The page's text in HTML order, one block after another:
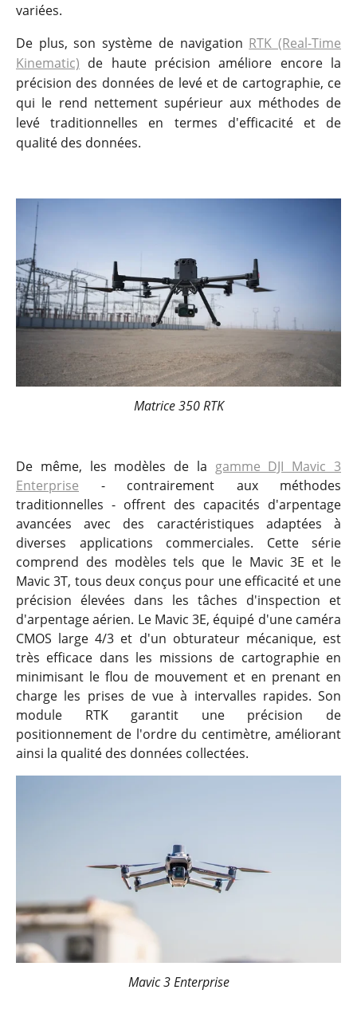
variées.
De plus, son système de navigation RTK (Real-Time
Kinematic) de haute précision améliore encore la
précision des données de levé et de cartographie, ce
qui le rend nettement supérieur aux méthodes de
levé traditionnelles en termes d'efficacité et de
qualité des données.
Matrice 350 RTK
De même, les modèles de la gamme DJI Mavic 3
Enterprise - contrairement aux méthodes
traditionnelles - offrent des capacités d'arpentage
avancées avec des caractéristiques adaptées à
diverses applications commerciales. Cette série
comprend des modèles tels que le Mavic 3E et le
Mavic 3T, tous deux conçus pour une efficacité et une
précision élevées dans les tâches d'inspection et
d'arpentage aérien. Le Mavic 3E, équipé d'une caméra
CMOS large 4/3 et d'un obturateur mécanique, est
très efficace dans les missions de cartographie en
minimisant le flou de mouvement et en prenant en
charge les prises de vue à intervalles rapides. Son
module RTK garantit une précision de
positionnement de l'ordre du centimètre, améliorant
ainsi la qualité des données collectées.
Mavic 3 Enterprise